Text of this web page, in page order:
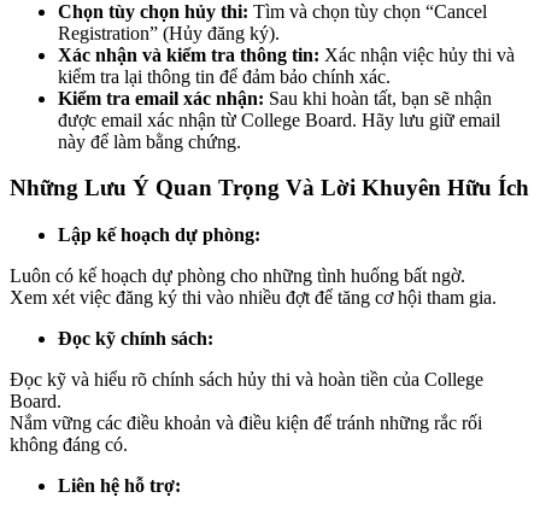
Chọn tùy chọn hủy thi: Tìm và chọn tùy chọn “Cancel
Registration” (Hủy đăng ký).
Xác nhận và kiểm tra thông tin: Xác nhận việc hủy thi và
kiểm tra lại thông tin để đảm bảo chính xác.
Kiểm tra email xác nhận: Sau khi hoàn tất, bạn sẽ nhận
được email xác nhận từ College Board. Hãy lưu giữ email
này để làm bằng chứng.
Những Lưu Ý Quan Trọng Và Lời Khuyên Hữu Ích
Lập kế hoạch dự phòng:
Luôn có kế hoạch dự phòng cho những tình huống bất ngờ.
Xem xét việc đăng ký thi vào nhiều đợt để tăng cơ hội tham gia.
Đọc kỹ chính sách:
Đọc kỹ và hiểu rõ chính sách hủy thi và hoàn tiền của College
Board.
Nắm vững các điều khoản và điều kiện để tránh những rắc rối
không đáng có.
Liên hệ hỗ trợ: